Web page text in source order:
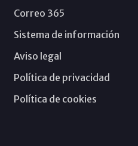
Correo 365
Sistema de información
Aviso legal
Política de privacidad
Política de cookies